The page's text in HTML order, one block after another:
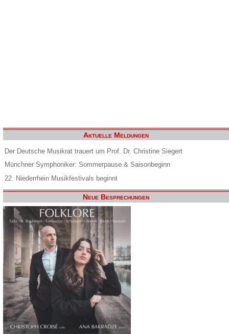
Aktuelle Meldungen
Der Deutsche Musikrat trauert um Prof. Dr. Christine Siegert
Münchner Symphoniker: Sommerpause & Saisonbeginn
22. Niederrhein Musikfestivals beginnt
Neue Besprechungen